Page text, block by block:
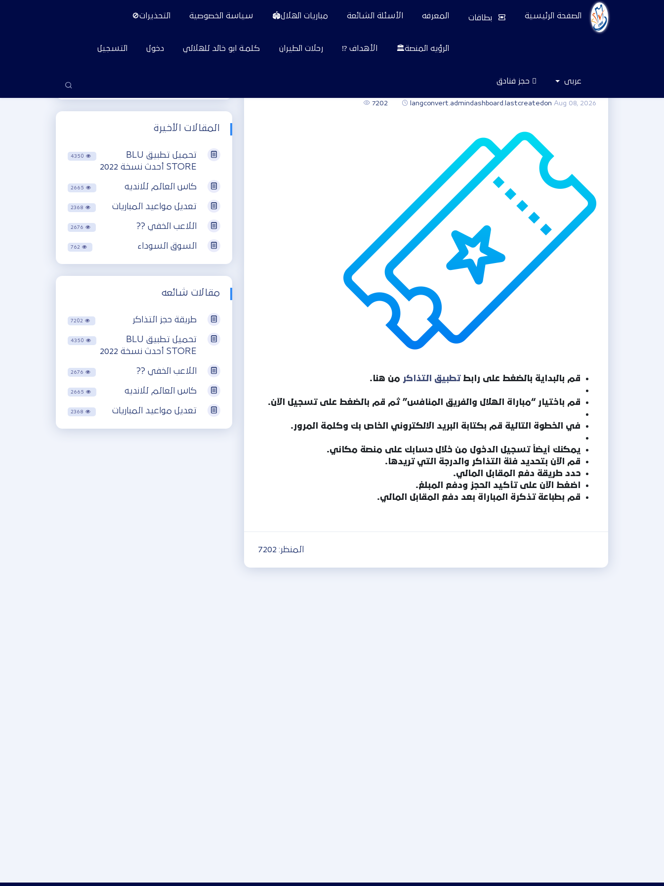
الصفحة الرئيسية بطاقات المعرفه الأسئلة الشائعة مباريات الهلال🏟️ سياسة الخصوصية التحذيرات🚫
‏الرؤيه المنصة🏛️ الأهداف ⁉️ رحلات الطيران كلمـة ابو خالد للهلالي دخول التسجيل
عربى حجز فنادق
langconvert.admindashboard.lastcreatedon Aug 08, 2026
7202
قم بالبداية بالضغط على رابطتطبيق التذاكر من هنا.
قم باختيار “مباراة الهلال والفريق المنافس” ثم قم بالضغط على تسجيل الآن.
في الخطوة التالية قم بكتابة البريد الالكتروني الخاص بك وكلمة المرور.
يمكنك أيضاً تسجيل الدخول من خلال حسابك على منصة مكاني.
قم الآن بتحديد فئة التذاكر والدرجة التي تريدها.
حدد طريقة دفع المقابل المالي.
اضغط الآن على تأكيد الحجز ودفع المبلغ.
قم بطباعة تذكرة المباراة بعد دفع المقابل المالي.
المنظر: 7202
المقالات الأخيرة
تحميل تطبيق BLU
STORE أحدث نسخة 2022
4350
كاس العالم للانديه 2665
تعديل مواعيد المباريات 2368
اللاعب الخفي ?? 2676
السوق السوداء 762
مقالات شائعه
طريقة حجز التذاكر 7202
تحميل تطبيق BLU
STORE أحدث نسخة 2022
4350
اللاعب الخفي ?? 2676
كاس العالم للانديه 2665
تعديل مواعيد المباريات 2368